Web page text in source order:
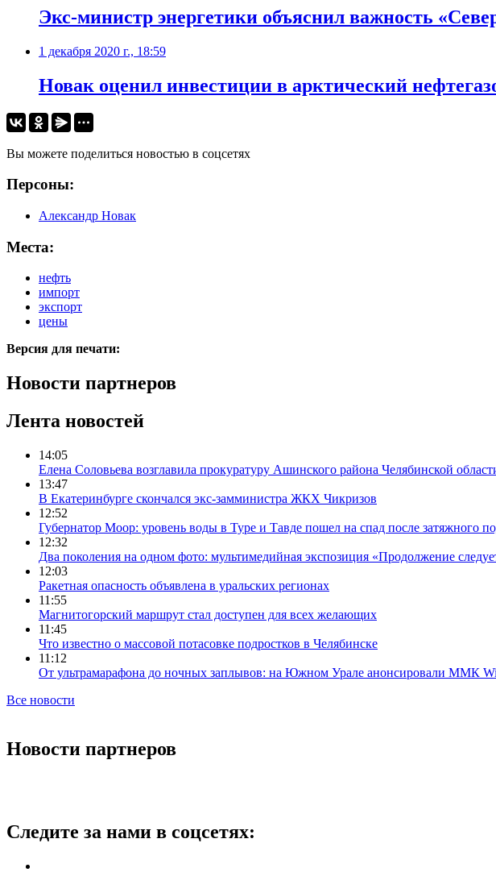
Экс-министр энергетики объяснил важность
1 декабря 2020 г., 18:59
​Новак оценил инвестиции в арктический
Вы можете поделиться новостью в соцсетях
Персоны:
Александр Новак
Места:
нефть
импорт
экспорт
цены
Версия для печати:
Новости партнеров
Лента новостей
14:05
Елена Соловьева возглавила прокуратуру Ашинского района Челябинской
13:47
В Екатеринбурге скончался экс-замминистра ЖКХ Чикризов
12:52
Губернатор Моор: уровень воды в Туре и Тавде пошел на спад после затяжного
12:32
Два поколения на одном фото: мультимедийная экспозиция «Продолжение
12:03
Ракетная опасность объявлена в уральских регионах
11:55
Магнитогорский маршрут стал доступен для всех желающих
11:45
Что известно о массовой потасовке подростков в Челябинске
11:12
От ультрамарафона до ночных заплывов: на Южном Урале анонсировали ММК
Все новости
Новости партнеров
Следите за нами в соцсетях: